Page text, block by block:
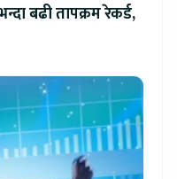
बढी तापक्रम रेकर्ड,